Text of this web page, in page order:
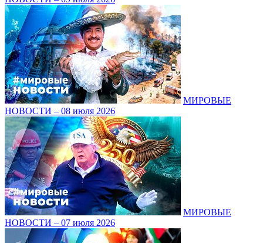
МИРОВЫЕ
НОВОСТИ – 08 июля 2026
МИРОВЫЕ
НОВОСТИ – 07 июля 2026